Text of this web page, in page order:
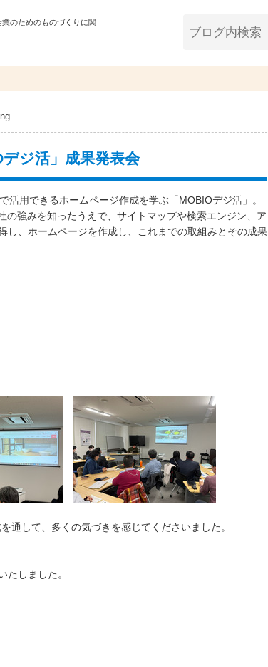
のためのものづくりに関
ジ活」成果発表会
用できるホームページ作成を学ぶ「MOBIOデジ活」。
強みを知ったうえで、サイトマップや検索エンジン、ア
し、ホームページを作成し、これまでの取組みとその成果
通して、多くの気づきを感じてくださいました。
たしました。